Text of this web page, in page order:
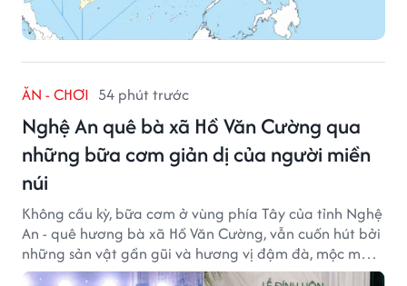
ĂN - CHƠI 54 phút trước
Nghệ An quê bà xã Hồ Văn Cường qua
những bữa cơm giản dị của người miền
núi
Không cầu kỳ, bữa cơm ở vùng phía Tây của tỉnh Nghệ
An - quê hương bà xã Hồ Văn Cường, vẫn cuốn hút bởi
những sản vật gần gũi và hương vị đậm đà, mộc mạc
của núi rừng.